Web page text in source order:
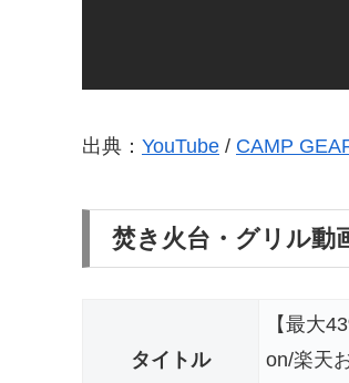
出典： YouTube / CAMP
焚き火台・グリル動
タイトル
【最大
on/楽天